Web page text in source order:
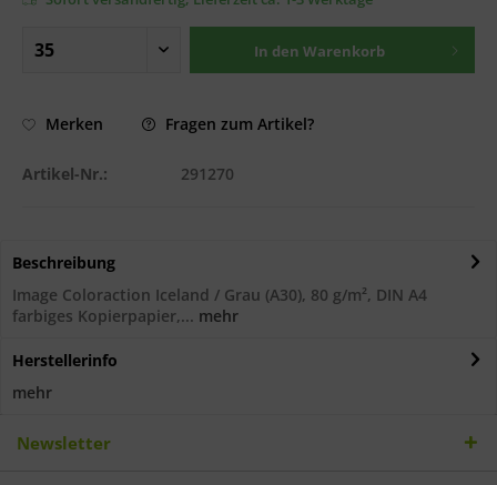
In den Warenkorb
Merken Fragen zum Artikel?
Artikel-Nr.: 291270
Beschreibung
Image Coloraction Iceland / Grau (A30), 80 g/m², DIN A4
farbiges Kopierpapier,... mehr
Herstellerinfo
mehr
Newsletter